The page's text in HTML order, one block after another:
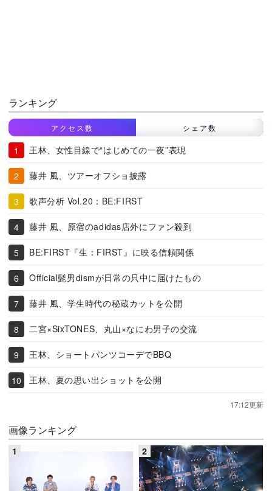
ランキング
アクセス数 シェア数
王林、女性目線で“はじめての一夜”表現
藤井 風、ツアーオフショ披露
歌声分析 Vol.20：BE:FIRST
藤井 風、原宿のadidas店外にファン殺到
BE:FIRST『生：FIRST』に映る信頼関係
Official髭男dismが日常の只中に届けたもの
藤井 風、学生時代の秘蔵カットを公開
二宮×SixTONES、丸山×なにわ男子の交流
王林、ショートパンツコーデでBBQ
王林、夏の思い出ショットを公開
17:12更新
画像ランキング